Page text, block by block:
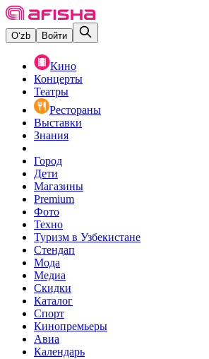
O‘zb Войти
Кино
Концерты
Театры
Рестораны
Выставки
Знания
Город
Дети
Магазины
Premium
Фото
Техно
Туризм в Узбекистане
Стендап
Мода
Медиа
Скидки
Каталог
Спорт
Кинопремьеры
Авиа
Календарь